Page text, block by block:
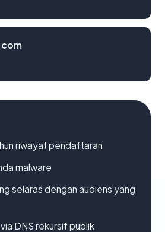
riwayat pendaftaran
malware
selaras dengan audiens yang
DNS rekursif publik